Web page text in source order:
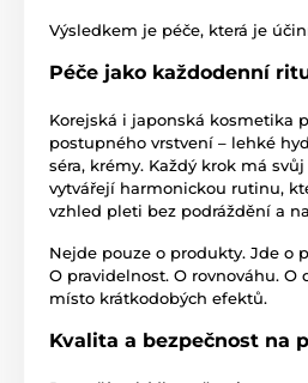
Výsledkem je péče, která je
Péče jako každodenní
Korejská i japonská kosmetika
postupného vrstvení – lehké
séra, krémy. Každý krok má
vytvářejí harmonickou rutinu,
vzhled pleti bez podráždění a
Nejde pouze o produkty. Jde o
O pravidelnost. O rovnováhu. O
místo krátkodobých efektů.
Kvalita a bezpečnost na